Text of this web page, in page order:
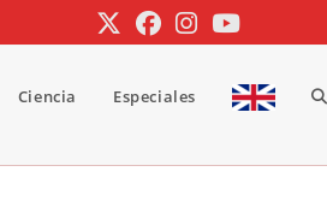
Ciencia Especiales